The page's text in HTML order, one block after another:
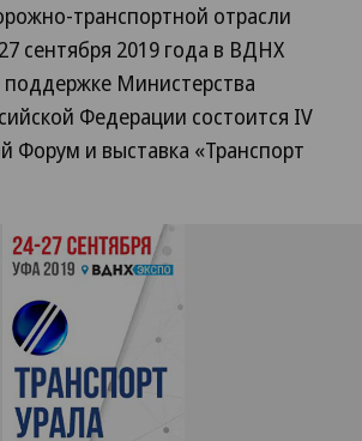
транспортной отрасли
сентября 2019 года в ВДНХ
Министерства
Федерации состоится IV
и выставка «Транспорт